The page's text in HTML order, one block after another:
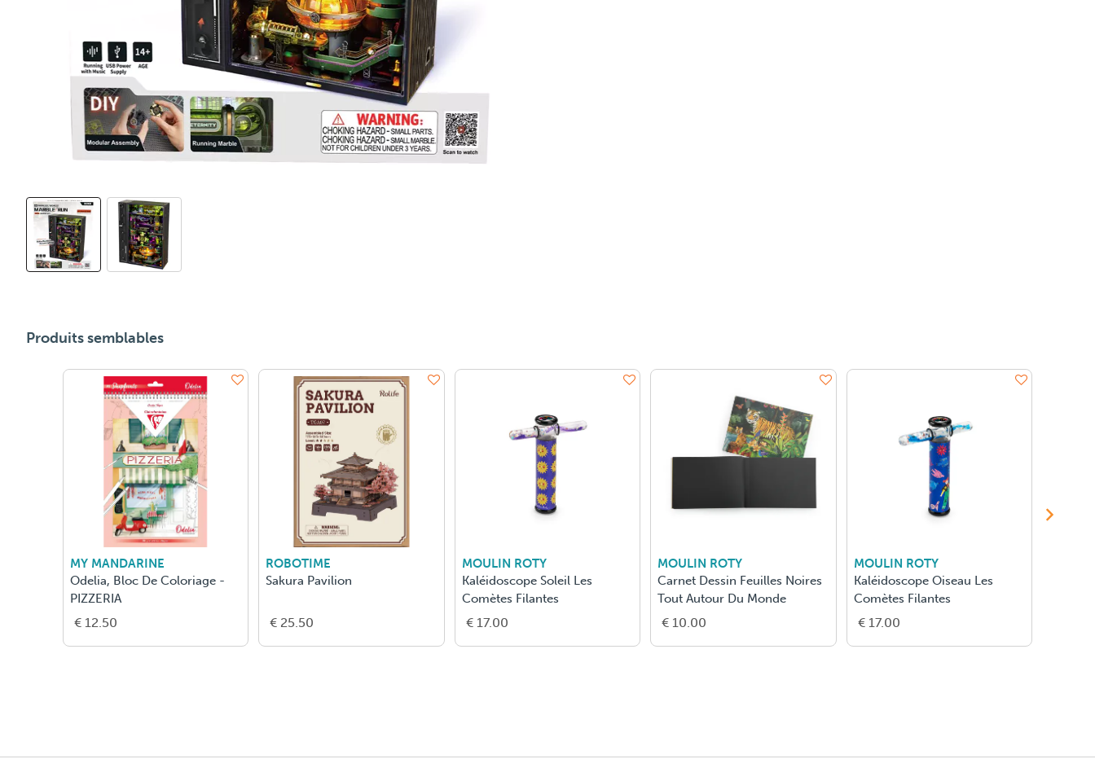
Produits semblables
MY MANDARINE
Odelia, Bloc De Coloriage -
PIZZERIA
€ 12.50
ROBOTIME
Sakura Pavilion
€ 25.50
MOULIN ROTY
Kaléidoscope Soleil Les
Comètes Filantes
€ 17.00
MOULIN ROTY
Carnet Dessin Feuilles Noires
Tout Autour Du Monde
€ 10.00
MOULIN ROTY
Kaléidoscope Oiseau Les
Comètes Filantes
€ 17.00